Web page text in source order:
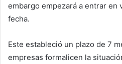
embargo empezará a entrar en
fecha.
Este estableció un plazo de 7
empresas formalicen la